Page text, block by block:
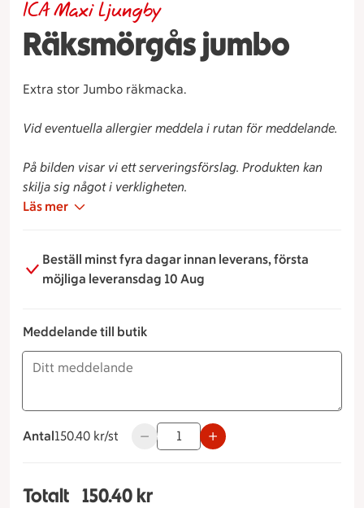
Räksmörgås jumbo
ICA Maxi Ljungby
Extra stor Jumbo räkmacka.
Vid eventuella allergier meddela i rutan för meddelande.
På bilden visar vi ett serveringsförslag. Produkten kan
skilja sig något i verkligheten.
Läs mer
Beställ minst fyra dagar innan leverans, första
möjliga leveransdag 10 Aug
Meddelande till butik
Antal
150.40 kronor styck
150.40 kr/st Använd knapparna för att minska
Totalt Totalt 1 stycken Räksmörgås Jumbo, 150.40
150.40 kr